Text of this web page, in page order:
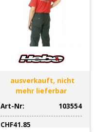
ausverkauft, nicht
mehr lieferbar
Art-Nr:
103554
CHF41.85